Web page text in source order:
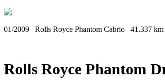
01/2009 Rolls Royce Phantom Cabrio 41.337 km
Rolls Royce Phantom